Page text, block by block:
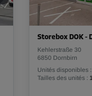
Storebox DOK -
Kehlerstraße 30
6850 Dornbirn
Unités disponibles :
Tailles des unités :